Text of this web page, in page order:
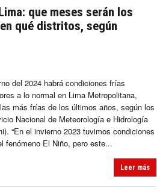
que meses serán los
qué distritos, según
del 2024 habrá condiciones frías
a lo normal en Lima Metropolitana,
más frías de los últimos años, según los
Nacional de Meteorología e Hidrología
“En el invierno 2023 tuvimos condiciones
fenómeno El Niño, pero este...
Leer más